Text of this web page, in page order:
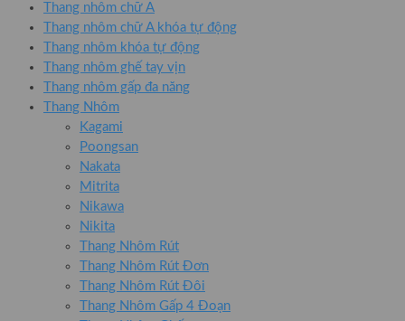
Thang nhôm chữ A
Thang nhôm chữ A khóa tự động
Thang nhôm khóa tự động
Thang nhôm ghế tay vịn
Thang nhôm gấp đa năng
Thang Nhôm
Kagami
Poongsan
Nakata
Mitrita
Nikawa
Nikita
Thang Nhôm Rút
Thang Nhôm Rút Đơn
Thang Nhôm Rút Đôi
Thang Nhôm Gấp 4 Đoạn